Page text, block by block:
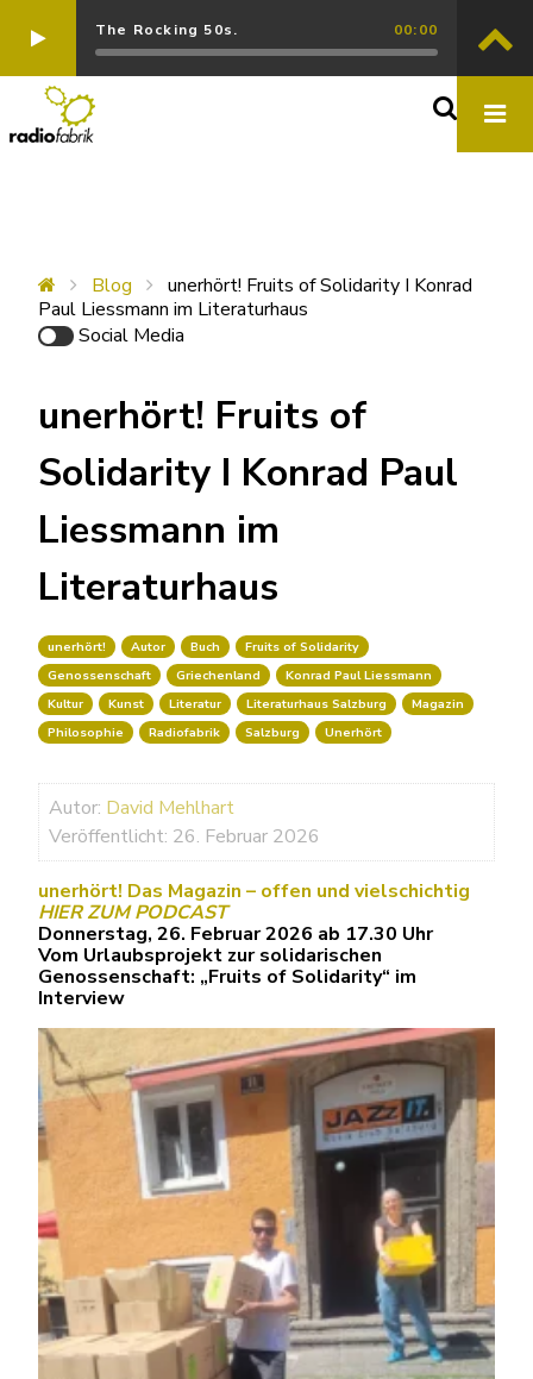
The Rocking 50s. 00:00
Blog
unerhört! Fruits of Solidarity I Konrad
Paul Liessmann im Literaturhaus
Social Media
unerhört! Fruits of
Solidarity I Konrad Paul
Liessmann im
Literaturhaus
unerhört! Autor Buch
Fruits of Solidarity
Genossenschaft
Griechenland
Konrad Paul Liessmann
Kultur
Kunst Literatur Literaturhaus Salzburg
Magazin
Philosophie
Radiofabrik Salzburg Unerhört
Autor: David Mehlhart
Veröffentlicht: 26. Februar 2026
unerhört! Das Magazin – offen und vielschichtig
HIER ZUM PODCAST
Donnerstag, 26. Februar 2026 ab 17.30 Uhr
Vom Urlaubsprojekt zur solidarischen
Genossenschaft: „Fruits of Solidarity“ im
Interview